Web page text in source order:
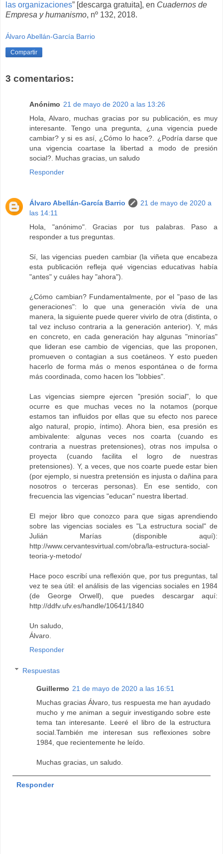
las organizaciones” [descarga gratuita], en Cuadernos de
Empresa y humanismo, nº 132, 2018.
Álvaro Abellán-García Barrio
Compartir
3 comentarios:
Anónimo 21 de mayo de 2020 a las 13:26
Hola, Alvaro, muchas gracias por su publicación, es muy
interesante. Tengo una pregunta, ¿una vigencia puede
cambiar? y si es así, ¿Cómo lo hace?. ¿Podría darse que
una vigencia coartase la libertad a modo de presión
social?. Muchas gracias, un saludo
Responder
Álvaro Abellán-García Barrio
21 de mayo de 2020 a
las 14:11
Hola, "anónimo". Gracias por tus palabras. Paso a
responder a tus preguntas.
Sí, las vigencias pueden cambiar (la viñeta que encabeza
esta publicación refleja qué vigencias educativas había
"antes" y cuáles hay "ahora").
¿Cómo cambian? Fundamentalmente, por el "paso de las
generaciones": lo que una generación vivía de una
manera, la siguiente puede querer vivirlo de otra (distinta, o
tal vez incluso contraria a la generación anterior). Y, más
en concreto, en cada generación hay algunas "minorías"
que lideran ese cambio de vigencias, que las proponen,
promueven o contagian a sus coetáneos. Y esto pueden
hacerlo de forma más o menos espontánea o de forma
más coordinada, como hacen los "lobbies".
Las vigencias siempre ejercen "presión social", lo que
ocurre es que muchas veces no la notamos (porque
estamos tan influidos por ellas que su efecto nos parece
algo natural, propio, íntimo). Ahora bien, esa presión es
ambivalente: algunas veces nos coarta (cuando es
contraria a nuestras pretensiones), otras nos impulsa o
proyecta (cuando facilita el logro de nuestras
pretensiones). Y, a veces, que nos coarte puede estar bien
(por ejemplo, si nuestra pretensión es injusta o dañina para
nosotros o terceras personas). En ese sentido, con
frecuencia las vigencias "educan" nuestra libertad.
El mejor libro que conozco para que sigas aprendiendo
sobre las vigencias sociales es "La estructura social" de
Julián Marías (disponible aquí):
http://www.cervantesvirtual.com/obra/la-estructura-social-
teoria-y-metodo/
Hace poco escribí una reflexión que, por tus preguntas, tal
vez te sea útil: el análisis de las vigencias sociales en 1984
(de George Orwell), que puedes descargar aquí:
http://ddfv.ufv.es/handle/10641/1840
Un saludo,
Álvaro.
Responder
Respuestas
Guillermo 21 de mayo de 2020 a las 16:51
Muchas gracias Álvaro, tus respuesta me han ayudado
mucho y me animan a seguir investigando sobre este
tema tan interesante. Leeré el libro de la estructura
social.También me interesan sus reflexiones sobre
1984, que recientemente he leído.
Muchas gracias, un saludo.
Responder